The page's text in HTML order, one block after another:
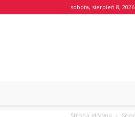
sobota, sierpień 8, 2026